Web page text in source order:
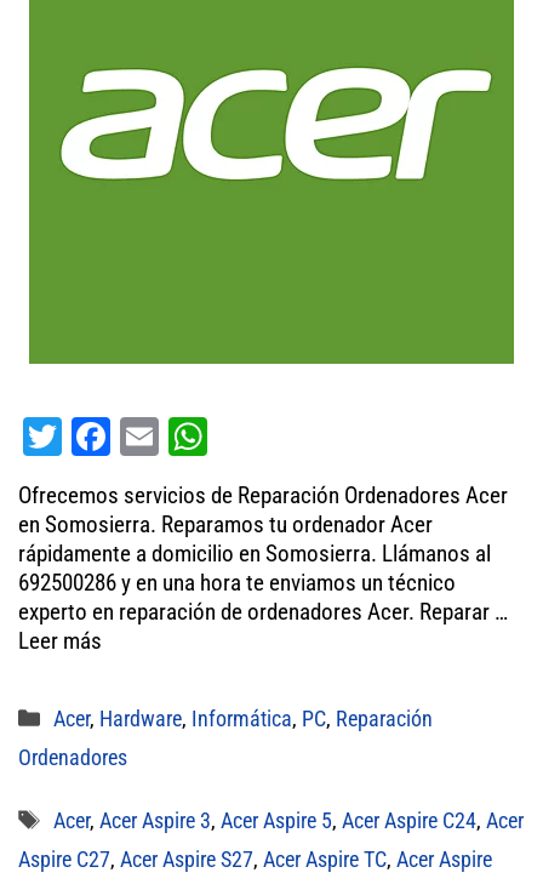
T
tt
er
Fa
bo
ok
E
m
ail
ha
ts
A
pp
Ofrecemos servicios de Reparación Ordenadores Acer
en Somosierra. Reparamos tu ordenador Acer
rápidamente a domicilio en Somosierra. Llámanos al
692500286 y en una hora te enviamos un técnico
experto en reparación de ordenadores Acer. Reparar …
Leer más
Categorías
Acer, Hardware, Informática, PC, Reparación
Ordenadores
Etiquetas
Acer, Acer Aspire 3, Acer Aspire 5, Acer Aspire C24, Acer
Aspire C27, Acer Aspire S27, Acer Aspire TC, Acer Aspire